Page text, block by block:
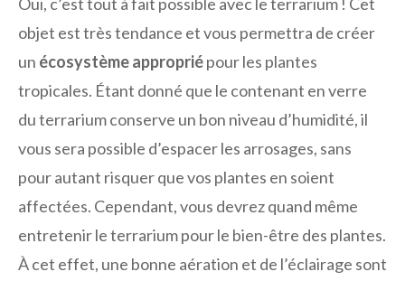
objet est très tendance et vous permettra de créer
un écosystème appropriépour les plantes
tropicales. Étant donné que le contenant en verre
du terrarium conserve un bon niveau d’humidité, il
vous sera possible d’espacer les arrosages, sans
pour autant risquer que vos plantes en soient
affectées. Cependant, vous devrez quand même
entretenir le terrarium pour le bien-être des plantes.
À cet effet, une bonne aération et de l’éclairage sont